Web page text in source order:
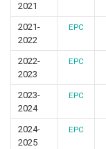
2021
2021-
2022
EPC
2022-
2023
EPC
2023-
2024
EPC
2024-
2025
EPC